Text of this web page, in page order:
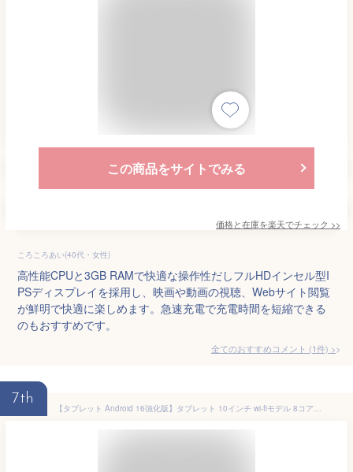
この商品をサイトでみる
価格と在庫を楽天でチェック >>
ころころあい(40代・女性)
高性能CPUと3GB RAMで快適な操作性だしフルHDインセル型I
PSディスプレイを採用し、映画や動画の視聴、Webサイト閲覧
が鮮明で快適に楽しめます。急速充電で充電時間を短縮できる
のもおすすめです。
全てのおすすめコメント (1件) >
7th
【タブレット Android 16強化版】タブレット 10インチ wi-fiモデル 8コアCPU 24GB RAM+64GB ROM+2TB拡張 アンドロイド16 tablet GPS搭載 6000mAh大容量バッテリーwidevineL1/Netflix/YouTube対応 顔認識Type-C充電 2.4G&5G 画面分割 児童守護 動画/電子書/マンガ見る 保護 フイルム貼り済み 一年保証